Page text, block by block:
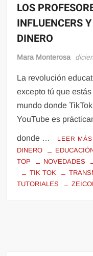
LOS
INFLUENCERS
DINERO
Mara Monterosa
La revolución
excepto tú que
mundo donde
YouTube es
donde … LEER MÁS
DINERO
TOP
NOVEDADES
TIK TOK
TUTORIALES